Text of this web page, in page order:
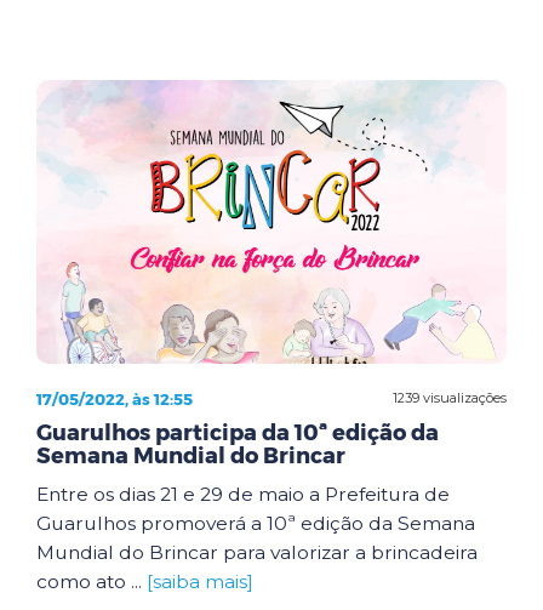
1239 visualizações
17/05/2022, às 12:55
Guarulhos participa da 10ª edição da
Semana Mundial do Brincar
Entre os dias 21 e 29 de maio a Prefeitura de
Guarulhos promoverá a 10ª edição da Semana
Mundial do Brincar para valorizar a brincadeira
como ato ... [saiba mais]